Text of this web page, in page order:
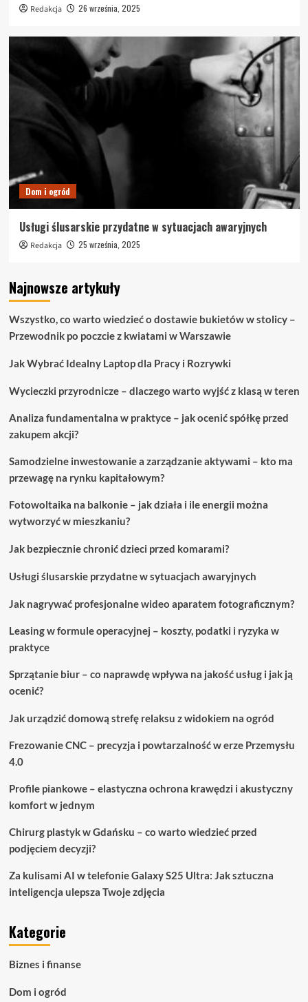
Redakcja 26 września, 2025
Dom i ogród
Usługi ślusarskie przydatne w sytuacjach awaryjnych
Redakcja 25 września, 2025
Najnowsze artykuły
Wszystko, co warto wiedzieć o dostawie bukietów w stolicy –
Przewodnik po poczcie z kwiatami w Warszawie
Jak Wybrać Idealny Laptop dla Pracy i Rozrywki
Wycieczki przyrodnicze – dlaczego warto wyjść z klasą w teren
Analiza fundamentalna w praktyce – jak ocenić spółkę przed
zakupem akcji?
Samodzielne inwestowanie a zarządzanie aktywami – kto ma
przewagę na rynku kapitałowym?
Fotowoltaika na balkonie – jak działa i ile energii można
wytworzyć w mieszkaniu?
Jak bezpiecznie chronić dzieci przed komarami?
Usługi ślusarskie przydatne w sytuacjach awaryjnych
Jak nagrywać profesjonalne wideo aparatem fotograficznym?
Leasing w formule operacyjnej – koszty, podatki i ryzyka w
praktyce
Sprzątanie biur – co naprawdę wpływa na jakość usług i jak ją
ocenić?
Jak urządzić domową strefę relaksu z widokiem na ogród
Frezowanie CNC – precyzja i powtarzalność w erze Przemysłu
4.0
Profile piankowe – elastyczna ochrona krawędzi i akustyczny
komfort w jednym
Chirurg plastyk w Gdańsku – co warto wiedzieć przed
podjęciem decyzji?
Za kulisami AI w telefonie Galaxy S25 Ultra: Jak sztuczna
inteligencja ulepsza Twoje zdjęcia
Kategorie
Biznes i finanse
Dom i ogród